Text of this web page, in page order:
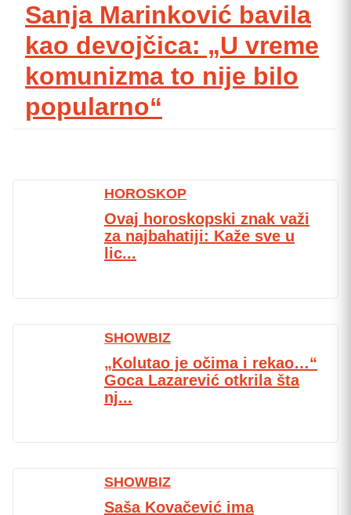
Sanja Marinković bavila
kao devojčica: „U vreme
komunizma to nije bilo
popularno“
HOROSKOP
Ovaj horoskopski znak važi
za najbahatiji: Kaže sve u
lic...
SHOWBIZ
„Kolutao je očima i rekao…“
Goca Lazarević otkrila šta
nj...
SHOWBIZ
Saša Kovačević ima